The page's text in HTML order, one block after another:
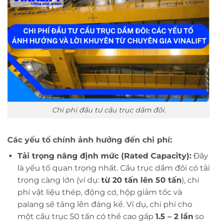
Chi phí đầu tư cầu trục dầm đôi.
Các yếu tố chính ảnh hưởng đến chi phí:
Tải trọng nâng định mức (Rated Capacity):Đây
là yếu tố quan trọng nhất. Cầu trục dầm đôi có tải
trọng càng lớn (ví dụ: từ 20 tấn lên 50 tấn), chi
phí vật liệu thép, động cơ, hộp giảm tốc và
palang sẽ tăng lên đáng kể. Ví dụ, chi phí cho
một cầu trục 50 tấn có thể cao gấp 1.5 – 2 lần so